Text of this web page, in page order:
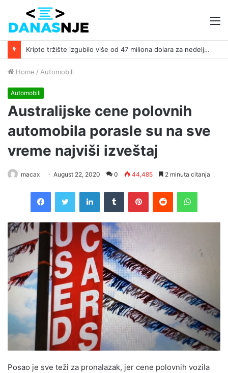
Kripto tržište izgubilo više od 47 miliona dolara za nedelju dana zbog serije hakerskih napada ￼
Home / Automobili
Automobili
Australijske cene polovnih
automobila porasle su na sve
vreme najviši izveštaj
macax August 22, 2020 0 44,485 2 minuta citanja
FacebookTwitter LinkedInTumblr PinterestReddit
Posao je sve teži za pronalazak, jer cene polovnih vozila